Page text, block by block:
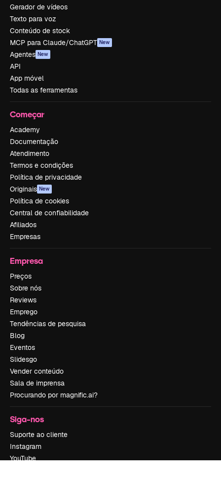
Gerador de vídeos
Texto para voz
Conteúdo de stock
MCP para Claude/ChatGPT New
Agentes New
API
App móvel
Todas as ferramentas
Começar
Academy
Documentação
Atendimento
Termos e condições
Política de privacidade
Originais New
Política de cookies
Central de confiabilidade
Afiliados
Empresas
Empresa
Preços
Sobre nós
Reviews
Emprego
Tendências de pesquisa
Blog
Eventos
Slidesgo
Vender conteúdo
Sala de imprensa
Procurando por magnific.ai?
Siga-nos
Suporte ao cliente
Instagram
YouTube